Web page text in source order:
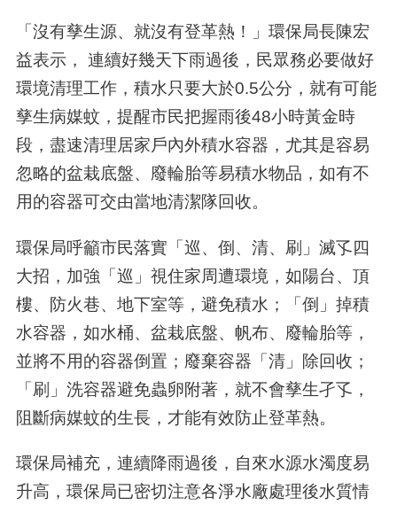
「沒有孳生源、就沒有登革熱！」環保局長陳宏
益表示， 連續好幾天下雨過後，民眾務必要做好
環境清理工作，積水只要大於0.5公分，就有可能
孳生病媒蚊，提醒市民把握雨後48小時黃金時
段，盡速清理居家戶內外積水容器，尤其是容易
忽略的盆栽底盤、廢輪胎等易積水物品，如有不
用的容器可交由當地清潔隊回收。
環保局呼籲市民落實「巡、倒、清、刷」滅孓四
大招，加強「巡」視住家周遭環境，如陽台、頂
樓、防火巷、地下室等，避免積水；「倒」掉積
水容器，如水桶、盆栽底盤、帆布、廢輪胎等，
並將不用的容器倒置；廢棄容器「清」除回收；
「刷」洗容器避免蟲卵附著，就不會孳生孑孓，
阻斷病媒蚊的生長，才能有效防止登革熱。
環保局補充，連續降雨過後，自來水源水濁度易
升高，環保局已密切注意各淨水廠處理後水質情